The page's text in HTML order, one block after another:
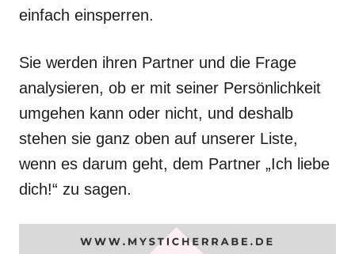
einfach einsperren.
Sie werden ihren Partner und die Frage
analysieren, ob er mit seiner Persönlichkeit
umgehen kann oder nicht, und deshalb
stehen sie ganz oben auf unserer Liste,
wenn es darum geht, dem Partner „Ich liebe
dich!“ zu sagen.